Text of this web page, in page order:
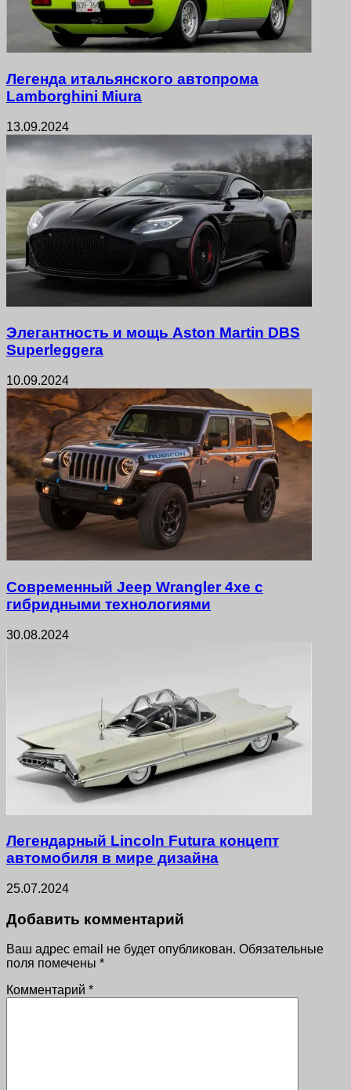
Легенда итальянского автопрома
Lamborghini Miura
13.09.2024
Элегантность и мощь Aston Martin DBS
Superleggera
10.09.2024
Современный Jeep Wrangler 4xe с
гибридными технологиями
30.08.2024
Легендарный Lincoln Futura концепт
автомобиля в мире дизайна
25.07.2024
Добавить комментарий
Ваш адрес email не будет опубликован. Обязательные
поля помечены *
Комментарий *